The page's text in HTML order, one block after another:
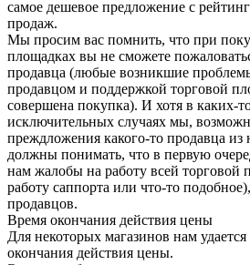
самое дешевое предложение с
продаж.
Мы просим вас помнить, что при
площадках вы не сможете
продавца (любые возникшие
продавцом и поддержкой торговой
совершена покупка). И хотя в каких-
исключительных случаях мы,
преждложения какого-то продавца
должны понимать, что в первую
нам жалобы на работу всей
работу саппорта или что-то
продавцов.
Время окончания действия цены
Для некоторых магазинов нам удается
окончания действия цены.